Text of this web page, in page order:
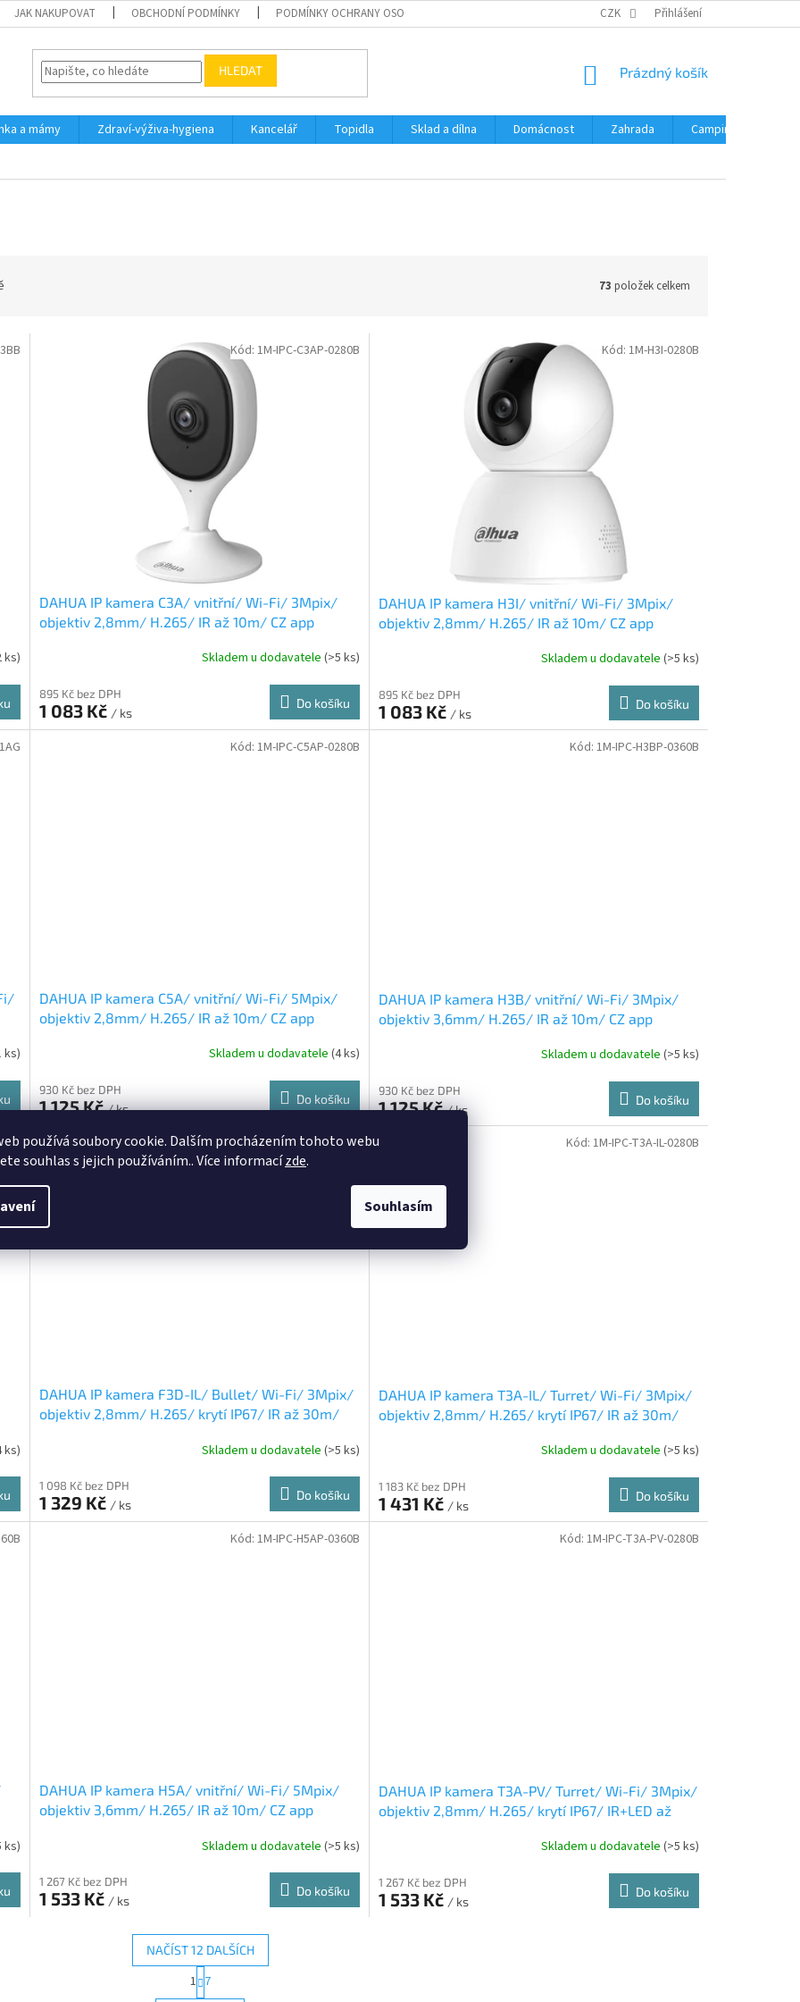
používá soubory cookie. Dalším procházením tohoto webu
souhlas s jejich používáním.. Více informacízde.
Souhlasím
JAK NAKUPOVAT OBCHODNÍ PODMÍNKY PODMÍNKY OCHRANY OSOBNÍCH ÚDAJŮ CZK Přihlášení
HLEDAT
NÁKUPNÍ
Prázdný košík
a mámy Zdraví-výživa-hygiena Kancelář Topidla Sklad a dílna Domácnost Zahrada Camping
73 položek celkem
ks)
DAHUA IP kamera C3A/ vnitřní/ Wi-Fi/ 3Mpix/
objektiv 2,8mm/ H.265/ IR až 10m/ CZ app
Skladem u dodavatele (>5 ks)
895 Kč bez DPH
1 083 Kč / ks
Do košíku
Kód: 1M-IPC-C3AP-0280B
DAHUA IP kamera H3I/ vnitřní/ Wi-Fi/ 3Mpix/
objektiv 2,8mm/ H.265/ IR až 10m/ CZ app
Skladem u dodavatele (>5 ks)
895 Kč bez DPH
1 083 Kč / ks
Do košíku
Kód: 1M-H3I-0280B
ks)
DAHUA IP kamera C5A/ vnitřní/ Wi-Fi/ 5Mpix/
objektiv 2,8mm/ H.265/ IR až 10m/ CZ app
Skladem u dodavatele (4 ks)
930 Kč bez DPH
1 125 Kč/ ks
Do košíku
Kód: 1M-IPC-C5AP-0280B
DAHUA IP kamera H3B/ vnitřní/ Wi-Fi/ 3Mpix/
objektiv 3,6mm/ H.265/ IR až 10m/ CZ app
Skladem u dodavatele (>5 ks)
930 Kč bez DPH
1 125 Kč/ ks
Do košíku
Kód: 1M-IPC-H3BP-0360B
ks)
DAHUA IP kamera F3D-IL/ Bullet/ Wi-Fi/ 3Mpix/
objektiv 2,8mm/ H.265/ krytí IP67/ IR až 30m/
Skladem u dodavatele (>5 ks)
1 098 Kč bez DPH
1 329 Kč / ks
Do košíku
Kód:1M-F3D-IL-0280B
DAHUA IP kamera T3A-IL/ Turret/ Wi-Fi/ 3Mpix/
objektiv 2,8mm/ H.265/ krytí IP67/ IR až 30m/
Skladem u dodavatele (>5 ks)
1 183 Kč bez DPH
1 431 Kč / ks
Do košíku
Kód: 1M-IPC-T3A-IL-0280B
ks)
DAHUA IP kamera H5A/ vnitřní/ Wi-Fi/ 5Mpix/
objektiv 3,6mm/ H.265/ IR až 10m/ CZ app
Skladem u dodavatele (>5 ks)
1 267 Kč bez DPH
1 533 Kč / ks
Do košíku
Kód: 1M-IPC-H5AP-0360B
DAHUA IP kamera T3A-PV/ Turret/ Wi-Fi/ 3Mpix/
objektiv 2,8mm/ H.265/ krytí IP67/ IR+LED až
Skladem u dodavatele (>5 ks)
1 267 Kč bez DPH
1 533 Kč / ks
Do košíku
Kód: 1M-IPC-T3A-PV-0280B
O
NAČÍST 12 DALŠÍCH
S
t
1 7